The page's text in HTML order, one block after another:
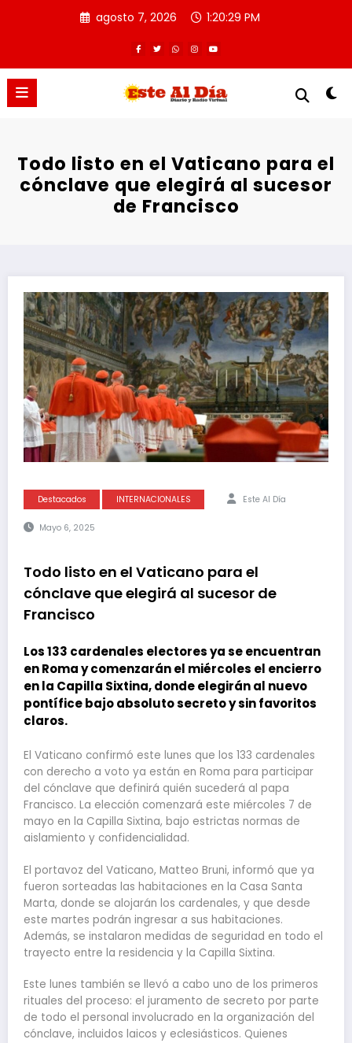
agosto 7, 2026 1:20:29 PM
Todo listo en el Vaticano para el
cónclave que elegirá al sucesor
de Francisco
Destacados INTERNACIONALES Este Al Día
Mayo 6, 2025
Todo listo en el Vaticano para el
cónclave que elegirá al sucesor de
Francisco
Los 133 cardenales electores ya se encuentran
en Roma y comenzarán el miércoles el encierro
en la Capilla Sixtina, donde elegirán al nuevo
pontífice bajo absoluto secreto y sin favoritos
claros.
El Vaticano confirmó este lunes que los 133 cardenales
con derecho a voto ya están en Roma para participar
del cónclave que definirá quién sucederá al papa
Francisco. La elección comenzará este miércoles 7 de
mayo en la Capilla Sixtina, bajo estrictas normas de
aislamiento y confidencialidad.
El portavoz del Vaticano, Matteo Bruni, informó que ya
fueron sorteadas las habitaciones en la Casa Santa
Marta, donde se alojarán los cardenales, y que desde
este martes podrán ingresar a sus habitaciones.
Además, se instalaron medidas de seguridad en todo el
trayecto entre la residencia y la Capilla Sixtina.
Este lunes también se llevó a cabo uno de los primeros
rituales del proceso: el juramento de secreto por parte
de todo el personal involucrado en la organización del
cónclave, incluidos laicos y eclesiásticos. Quienes